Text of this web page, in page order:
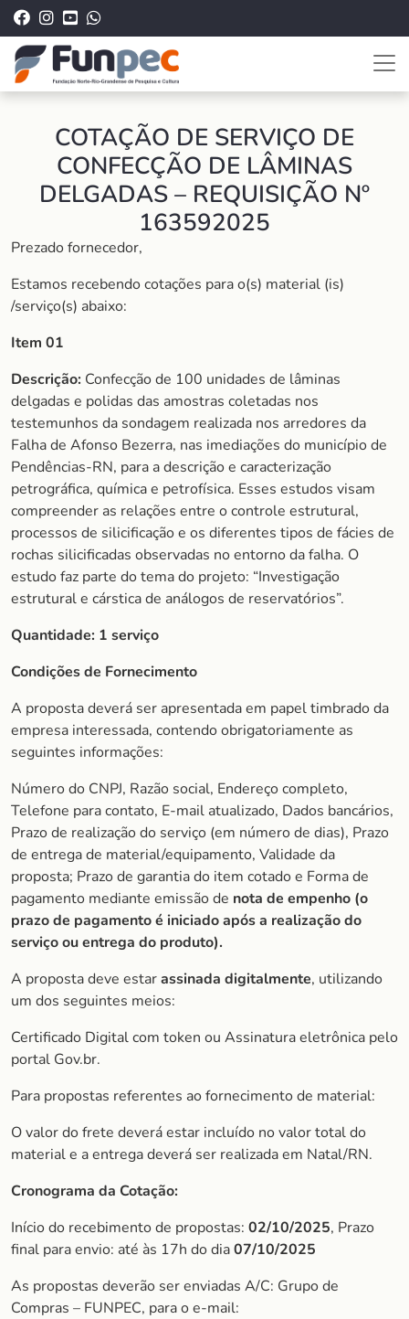
COTAÇÃO DE SERVIÇO DE
CONFECÇÃO DE LÂMINAS
DELGADAS – REQUISIÇÃO Nº
163592025
Prezado fornecedor,
Estamos recebendo cotações para o(s) material (is)
/serviço(s) abaixo:
Item 01
Descrição: Confecção de 100 unidades de lâminas
delgadas e polidas das amostras coletadas nos
testemunhos da sondagem realizada nos arredores da
Falha de Afonso Bezerra, nas imediações do município de
Pendências-RN, para a descrição e caracterização
petrográfica, química e petrofísica. Esses estudos visam
compreender as relações entre o controle estrutural,
processos de silicificação e os diferentes tipos de fácies de
rochas silicificadas observadas no entorno da falha. O
estudo faz parte do tema do projeto: “Investigação
estrutural e cárstica de análogos de reservatórios”.
Quantidade: 1 serviço
Condições de Fornecimento
A proposta deverá ser apresentada em papel timbrado da
empresa interessada, contendo obrigatoriamente as
seguintes informações:
Número do CNPJ, Razão social, Endereço completo,
Telefone para contato, E-mail atualizado, Dados bancários,
Prazo de realização do serviço (em número de dias), Prazo
de entrega de material/equipamento, Validade da
proposta; Prazo de garantia do item cotado e Forma de
pagamento mediante emissão de nota de empenho (o
prazo de pagamento é iniciado após a realização do
serviço ou entrega do produto).
A proposta deve estarassinada digitalmente, utilizando
um dos seguintes meios:
Certificado Digital com token ou Assinatura eletrônica pelo
portal Gov.br.
Para propostas referentes ao fornecimento de material:
O valor do frete deverá estar incluído no valor total do
material e a entrega deverá ser realizada em Natal/RN.
Cronograma da Cotação:
Início do recebimento de propostas: 02/10/2025, Prazo
final para envio: até às 17h do dia07/10/2025
As propostas deverão ser enviadas A/C: Grupo de
Compras – FUNPEC, para o e-mail: